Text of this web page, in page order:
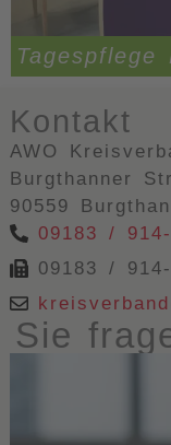
Tagespflege
Kontakt
AWO
Burgthanner
90559
09183 /
09183 /
Sie